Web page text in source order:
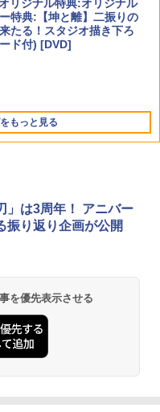
リジナル特典:オリジナル
特典:【坤と離】二振りの
たる！スタジオ描き下ろ
ド付) [DVD]
もっと見る
」は3周年！ アニバー
振り返り企画が公開
を優先表示させる